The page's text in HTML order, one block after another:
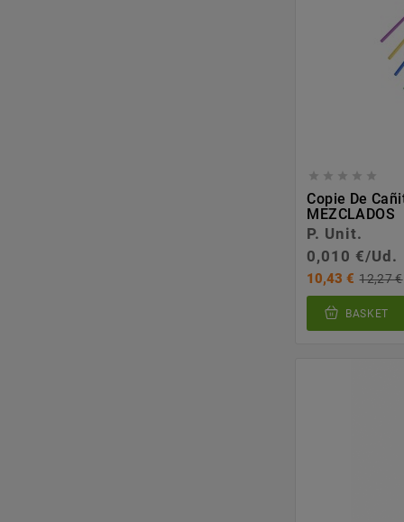
    
Copie De
MEZCLADOS
P. Unit.
0,010 €/Ud.
10,43 € 12,27 €
BASKET